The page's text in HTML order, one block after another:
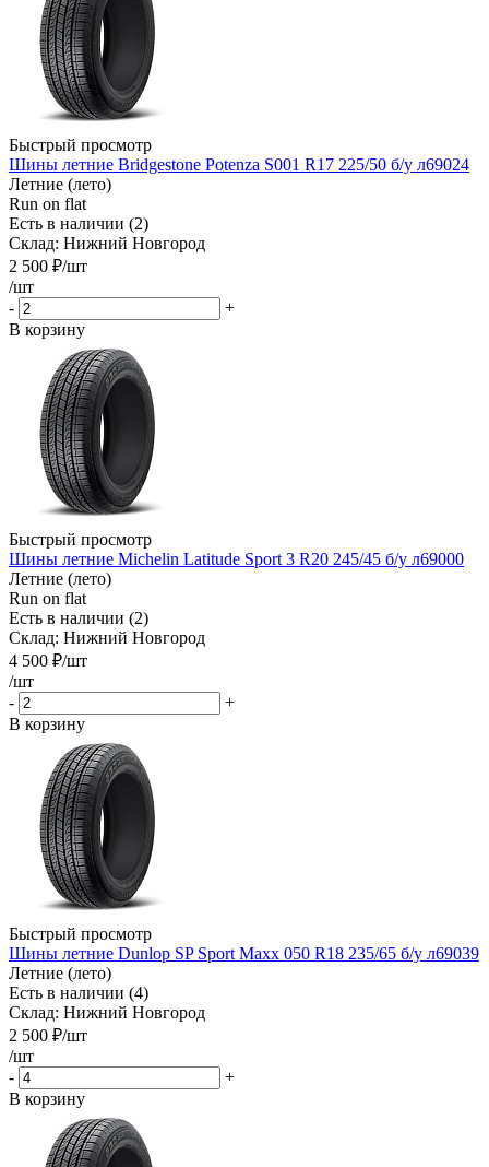
Быстрый просмотр
Шины летние Bridgestone Potenza S001 R17 225/50 б/у л69024
Летние (лето)
Run on flat
Есть в наличии (2)
Склад: Нижний Новгород
2 500 ₽/шт
/шт
-
+
В корзину
Быстрый просмотр
Шины летние Michelin Latitude Sport 3 R20 245/45 б/у л69000
Летние (лето)
Run on flat
Есть в наличии (2)
Склад: Нижний Новгород
4 500 ₽/шт
/шт
-
+
В корзину
Быстрый просмотр
Шины летние Dunlop SP Sport Maxx 050 R18 235/65 б/у л69039
Летние (лето)
Есть в наличии (4)
Склад: Нижний Новгород
2 500 ₽/шт
/шт
-
+
В корзину